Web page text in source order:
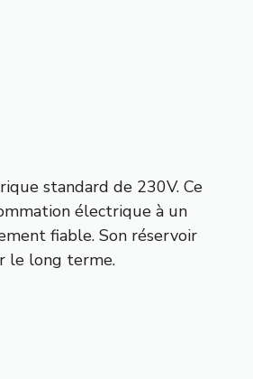
standard de 230V. Ce
électrique à un
fiable. Son réservoir
le long terme.